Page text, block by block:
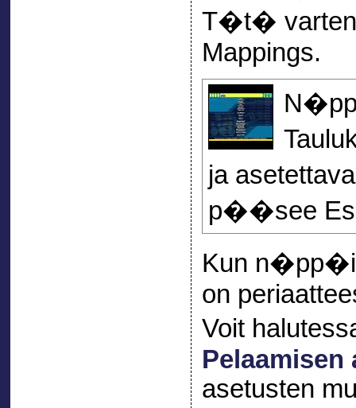
T�t� varten
Mappings.
ja
p��see
Kun
on
Voit
asetusten